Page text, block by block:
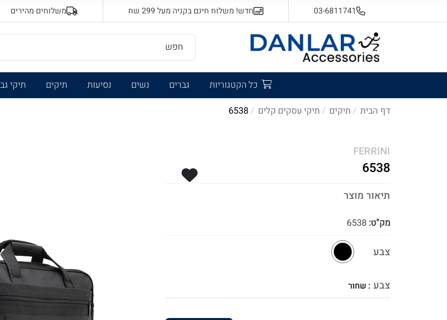
03-6811741 חדש! משלוח חינם בקניה מעל 299 שח משלוחים מהירים
כל הקטגוריות גברים נשים נסיעות תיקים
תיקי גב
דף הבית
תיקים תיקי עסקים קלים 6538
FERRINI
6538
תיאור מוצר
מק"ט:
צבע
צבע : שחור